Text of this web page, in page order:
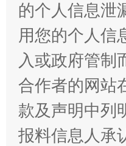
受贿1.44亿！段成
的个人信息泄
用您的个人信
入或政府管制
合作者的网站
款及声明中列
报料信息人承